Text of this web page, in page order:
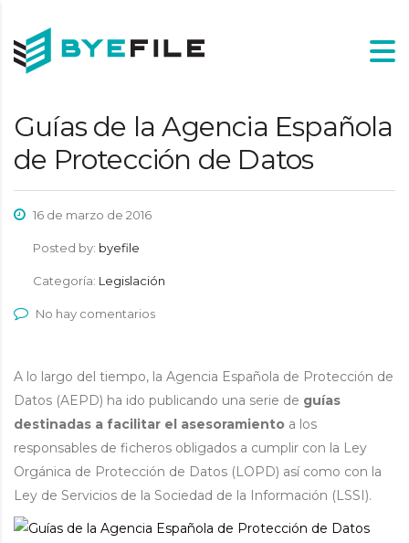
Guías de la Agencia Española
de Protección de Datos
16 de marzo de 2016
Posted by: byefile
Categoría: Legislación
No hay comentarios
A lo largo del tiempo, la Agencia Española de Protección de
Datos (AEPD) ha ido publicando una serie de guías
destinadas a facilitar el asesoramiento a los
responsables de ficheros obligados a cumplir con la Ley
Orgánica de Protección de Datos (LOPD) así como con la
Ley de Servicios de la Sociedad de la Información (LSSI).